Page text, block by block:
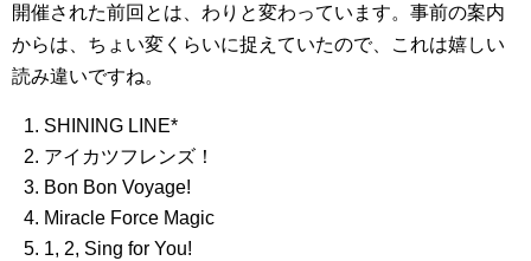
開催された前回とは、わりと変わっています。事前の案内
からは、ちょい変くらいに捉えていたので、これは嬉しい
読み違いですね。
SHINING LINE*
アイカツフレンズ！
Bon Bon Voyage!
Miracle Force Magic
1, 2, Sing for You!